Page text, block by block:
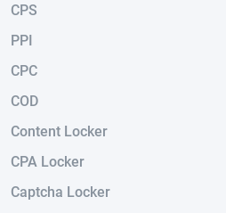
CPS
PPI
CPC
COD
Content Locker
CPA Locker
Captcha Locker